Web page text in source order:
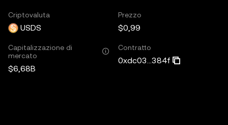
Criptovaluta
USDS
Prezzo
$0,99
Capitalizzazione di
mercato
$6,68B
Contratto
0xdc03...384f